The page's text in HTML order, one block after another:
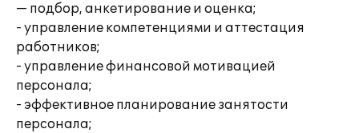
— подбор, анкетирование и оценка;
- управление компетенциями и аттестация
работников;
- управление финансовой мотивацией
персонала;
- эффективное планирование занятости
персонала;